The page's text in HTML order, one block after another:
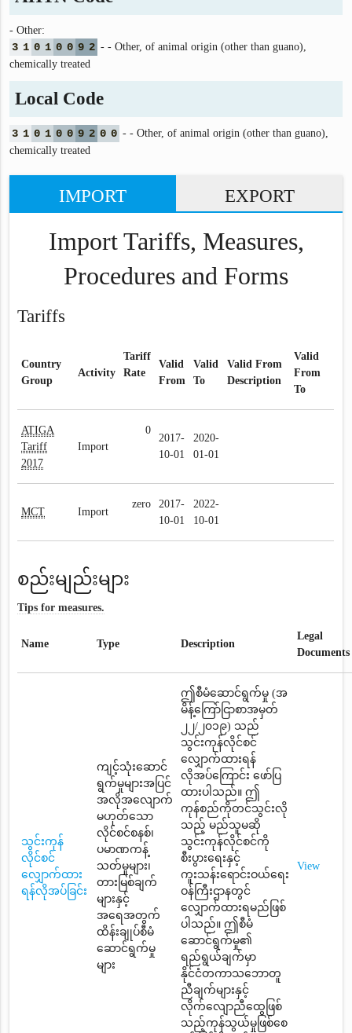
- Other:
3 1 0 1 0 0 9 2 - - Other, of animal origin (other than guano),
chemically treated
Local Code
3 1 0 1 0 0 9 2 0 0 - - Other, of animal origin (other than guano),
chemically treated
IMPORT EXPORT
Import Tariffs, Measures,
Procedures and Forms
Tariffs
Country
Group
Activity
Tariff
Rate
Valid
From
Valid
To
Valid From
Description
Valid
From
To
ATIGA
Tariff
2017
Import
0
2017-
10-01
2020-
01-01
MCT Import
zero
2017-
10-01
2022-
10-01
စည်းမျည်းများ
Tips for measures.
Name Type Description
Legal
Documents
သွင်းကုန်
လိုင်စင်
လျှောက်ထား
ရန်လိုအပ်ခြင်း
ကျင့်သုံးဆောင်
ရွက်မှုများအပြင်
အလိုအလျောက်
မဟုတ်သော
လိုင်စင်စနစ်၊
ပမာဏကန့်
သတ်မှုများ၊
တားမြစ်ချက်
များနှင့်
အရေအတွက်
ထိန်းချုပ်စီမံ
ဆောင်ရွက်မှု
များ
ဤစီမံဆောင်ရွက်မှု (အ
မိန့်ကြော်ငြာစာအမှတ်
၂၂/၂၀၁၉) သည်
သွင်းကုန်လိုင်စင်
လျှောက်ထားရန်
လိုအပ်ကြောင်း ဖော်ပြ
ထားပါသည်။ ဤ
ကုန်စည်ကိုတင်သွင်းလို
သည့် မည်သူမဆို
သွင်းကုန်လိုင်စင်ကို
စီးပွားရေးနှင့်
ကူးသန်းရောင်းဝယ်ရေး
ဝန်ကြီးဌာနတွင်
လျှောက်ထားရမည်ဖြစ်
ပါသည်။ ဤစီမံ
ဆောင်ရွက်မှု၏
ရည်ရွယ်ချက်မှာ
နိုင်ငံတကာသဘောတူ
ညီချက်များနှင့်
လိုက်လျောညီထွေဖြစ်
သည့်ကုန်သွယ်မှုဖြစ်စေ
View